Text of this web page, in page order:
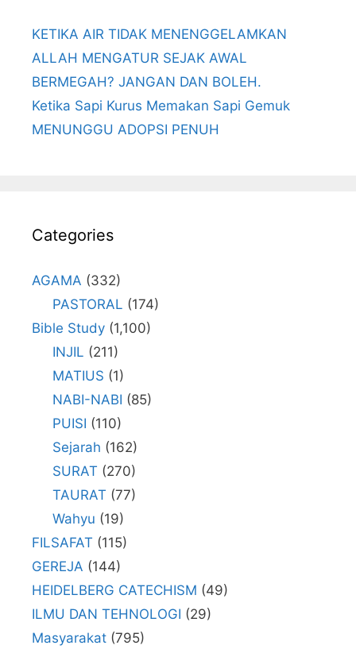
KETIKA AIR TIDAK MENENGGELAMKAN
ALLAH MENGATUR SEJAK AWAL
BERMEGAH? JANGAN DAN BOLEH.
Ketika Sapi Kurus Memakan Sapi Gemuk
MENUNGGU ADOPSI PENUH
Categories
AGAMA (332)
PASTORAL (174)
Bible Study (1,100)
INJIL (211)
MATIUS (1)
NABI-NABI (85)
PUISI (110)
Sejarah (162)
SURAT (270)
TAURAT (77)
Wahyu (19)
FILSAFAT (115)
GEREJA (144)
HEIDELBERG CATECHISM (49)
ILMU DAN TEHNOLOGI (29)
Masyarakat (795)